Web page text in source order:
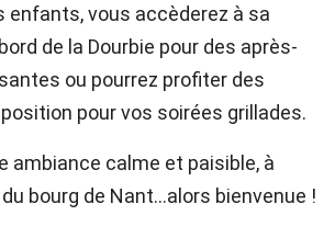
enfants, vous accèderez à sa
de la Dourbie pour des après-
ou pourrez profiter des
pour vos soirées grillades.
ambiance calme et paisible, à
bourg de Nant...alors bienvenue !